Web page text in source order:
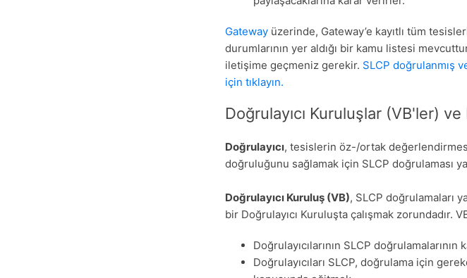
Gateway üzerinde, Gateway’e kayıtlı tüm
durumlarının yer aldığı bir kamu listesi
iletişime geçmeniz gerekir. SLCP doğrulanmış
için tıklayın.
Doğrulayıcı Kuruluşlar (VB'ler) ve
Doğrulayıcı, tesislerin öz-/ortak
doğruluğunu sağlamak için SLCP doğrulaması
Doğrulayıcı Kuruluş (VB), SLCP doğrulamaları
bir Doğrulayıcı Kuruluşta çalışmak zorundadır.
Doğrulayıcılarının SLCP
Doğrulayıcıları SLCP, doğrulama için